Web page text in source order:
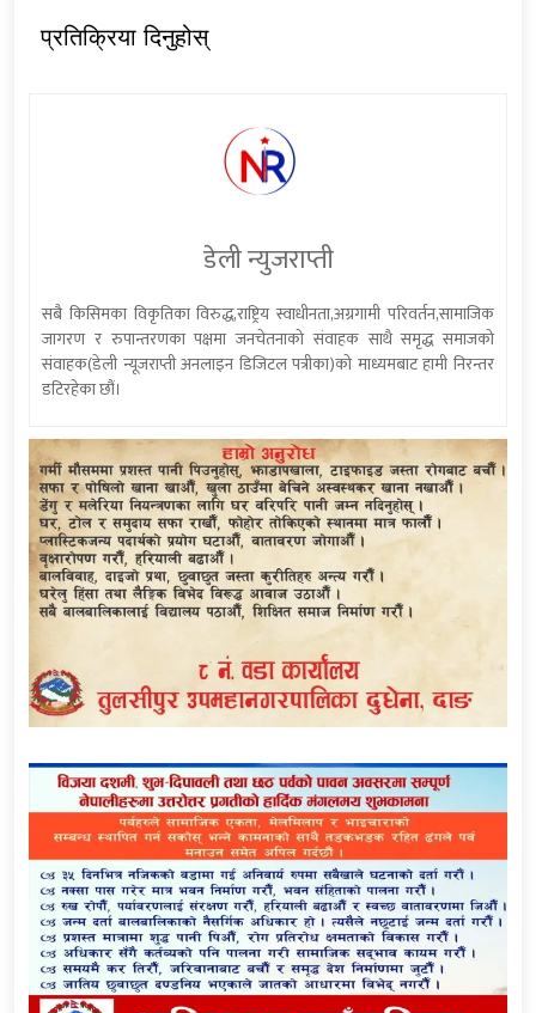
प्रतिक्रिया दिनुहोस्
डेली न्युजराप्ती
सबै किसिमका विकृतिका विरुद्ध,राष्ट्रिय स्वाधीनता,अग्रगामी परिवर्तन,सामाजिक
जागरण र रुपान्तरणका पक्षमा जनचेतनाको संवाहक साथै समृद्ध समाजको
संवाहक(डेली न्यूजराप्ती अनलाइन डिजिटल पत्रीका)को माध्यमबाट हामी निरन्तर
डटिरहेका छौं।